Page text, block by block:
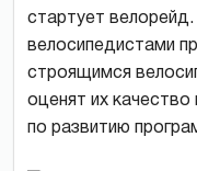
стартует
велосипедистами
строящимся
оценят их
по развитию